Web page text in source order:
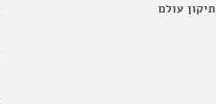
תיקון עולם